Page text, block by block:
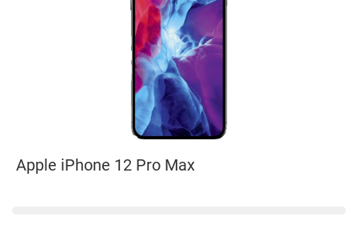
Apple iPhone 12 Pro Max